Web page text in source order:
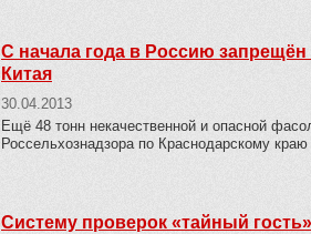
С начала года в Россию
Китая
30.04.2013
Ещё 48 тонн некачественной и опасной
Россельхознадзора по Краснодарскому
Систему проверок «тайный